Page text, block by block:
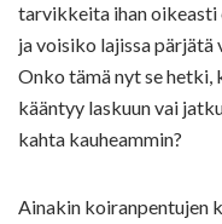
tarvikkeita ihan
ja voisiko lajissa pärjätä
Onko tämä nyt se hetki,
kääntyy laskuun vai
kahta kauheammin?
Ainakin koiranpentujen